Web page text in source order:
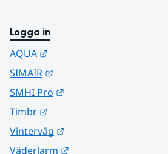
Logga in
AQUA
SIMAIR
SMHI Pro
Timbr
Vinterväg
Väderlarm